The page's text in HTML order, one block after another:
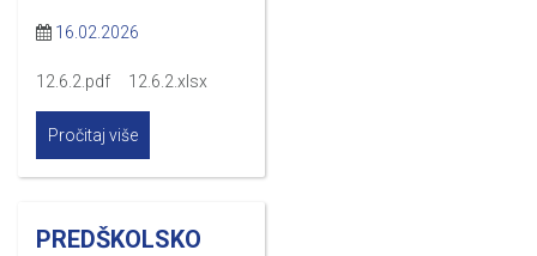
16.02.2026
12.6.2.pdf 12.6.2.xlsx
Pročitaj više
PREDŠKOLSKO